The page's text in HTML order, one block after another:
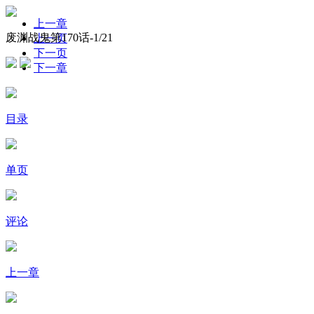
废渊战鬼第170话-1/21
上一章
上一页
下一页
下一章
目录
单页
评论
上一章